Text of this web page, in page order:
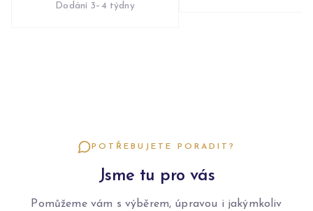
Dodání 3–4 týdny
POTŘEBUJETE PORADIT?
Jsme tu pro vás
Pomůžeme vám s výběrem, úpravou i jakýmkoliv